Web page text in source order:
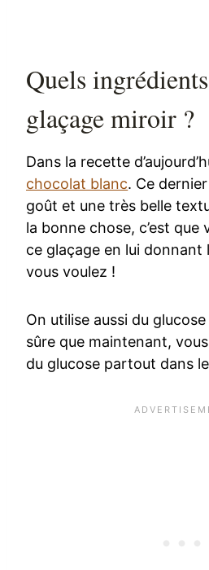
Quels
glaçage miroir ?
Dans la recette
chocolat blanc. Ce
goût et une très belle
la bonne chose, c’est que
ce glaçage en lui donnant
vous voulez !
On utilise aussi du
sûre que maintenant,
du glucose partout dans